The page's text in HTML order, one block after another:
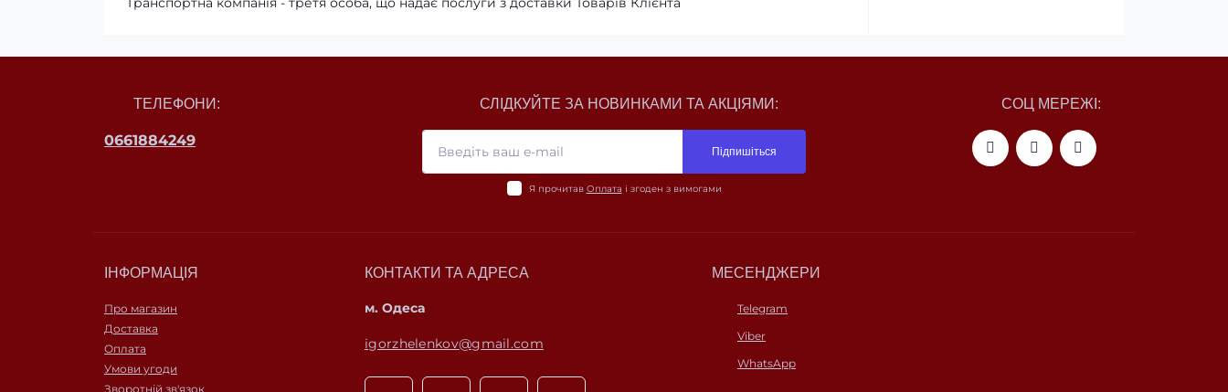
ТЕЛЕФОНИ:
0661884249
СОЦ МЕРЕЖІ:
СЛІДКУЙТЕ ЗА НОВИНКАМИ ТА АКЦІЯМИ:
Підпишіться
Я прочитав Оплата і згоден з вимогами
ІНФОРМАЦІЯ
Про магазин
Доставка
Оплата
Умови угоди
Зворотній зв'язок
КОНТАКТИ ТА АДРЕСА
м. Одеса
igorzhelenkov@gmail.com
МЕСЕНДЖЕРИ
Telegram
Viber
WhatsApp